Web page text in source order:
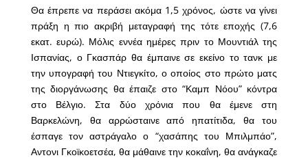
Θα έπρεπε να περάσει ακόμα 1,5 χρόνος, ώστε να γίνει
πράξη η πιο ακριβή μεταγραφή της τότε εποχής (7,6
εκατ. ευρώ). Μόλις εννέα ημέρες πριν το Μουντιάλ της
Ισπανίας, ο Γκασπάρ θα έμπαινε σε εκείνο το τανκ με
την υπογραφή του Ντιεγκίτο, ο οποίος στο πρώτο ματς
της διοργάνωσης θα έπαιζε στο “Καμπ Νόου” κόντρα
στο Βέλγιο. Στα δύο χρόνια που θα έμενε στη
Βαρκελώνη, θα αρρώσταινε από ηπατίτιδα, θα του
έσπαγε τον αστράγαλο ο “χασάπης του Μπιλμπάο”,
Αντονι Γκοϊκοετσέα, θα μάθαινε την κοκαΐνη, θα ανάγκαζε